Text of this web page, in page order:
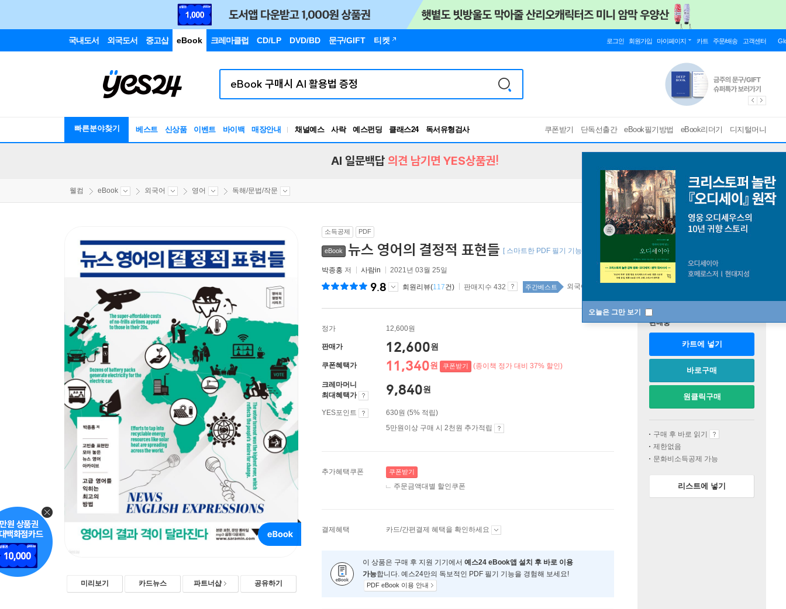
국내도서 외국도서 중고샵 eBook 크레마클럽 CD/LP DVD/BD 문구/GIFT 티켓 로그인 회원가입 마이페이지 카트 주문/배송 고객센터
빠른분야찾기 베스트 신상품 이벤트 바이백 매장안내 채널예스 사락 예스펀딩 클래스24
독서유형검사
RBTI Lab
쿠폰받기 단독선출간 eBook필기방법 eBook리더기 디지털머니
오늘은 그만 보기
AI 일문백답 의견 남기면 YES상품권!
웰컴 eBook 외국어 영어 독해/문법/작문
미리보기 카드뉴스 파트너샵 공유하기
소득공제 PDF
eBook 뉴스 영어의 결정적 표현들 [ 스마트한 PDF 필기 기능을 사용해 보세요! ]
박종홍 저 사람in 2021년 03월 25일
9.8 회원리뷰(117건) 판매지수 432 주간베스트 외국어 182위
정가 12,600원
판매가 12,600원
쿠폰혜택가 11,340원 쿠폰받기 (종이책 정가 대비 37% 할인)
크레마머니
최대혜택가
9,840원
YES포인트
630원 (5% 적립)
5만원이상 구매 시 2천원 추가적립
추가혜택쿠폰 쿠폰받기
주문금액대별 할인쿠폰
결제혜택 카드/간편결제 혜택을 확인하세요
이 상품은 구매 후 지원 기기에서 예스24 eBook앱 설치 후 바로 이용
가능합니다. 예스24만의 독보적인 PDF 필기 기능을 경험해 보세요!
PDF eBook 이용 안내
판매중
카트에 넣기
바로구매
원클릭구매
구매 후 바로 읽기
제한없음
문화비소득공제 가능
리스트에 넣기